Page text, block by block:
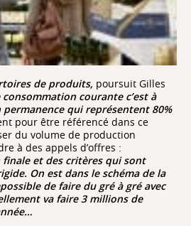
de produits, poursuit Gilles
courante c’est à
permanence qui représentent 80%
pour être référencé dans ce
du volume de production
à des appels d’offres :
et des critères qui sont
On est dans le schéma de la
de faire du gré à gré avec
va faire 3 millions de